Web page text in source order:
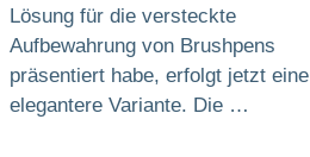
Lösung für die versteckte
Aufbewahrung von Brushpens
präsentiert habe, erfolgt jetzt eine
elegantere Variante. Die …